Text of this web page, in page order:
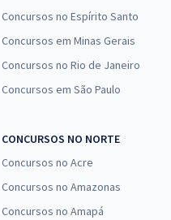
Concursos no Espírito Santo
Concursos em Minas Gerais
Concursos no Rio de Janeiro
Concursos em São Paulo
CONCURSOS NO NORTE
Concursos no Acre
Concursos no Amazonas
Concursos no Amapá